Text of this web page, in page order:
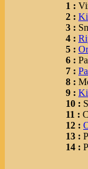
1 :
2 :
3 :
4 :
5 :
6 :
7 :
8 :
9 :
10 :
11 :
12 :
13 :
14 :